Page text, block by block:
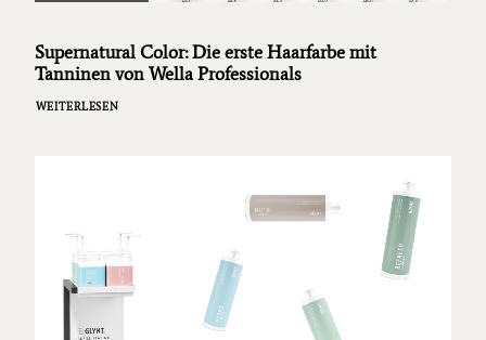
Supernatural Color: Die erste Haarfarbe mit
Tanninen von Wella Professionals
WEITERLESEN